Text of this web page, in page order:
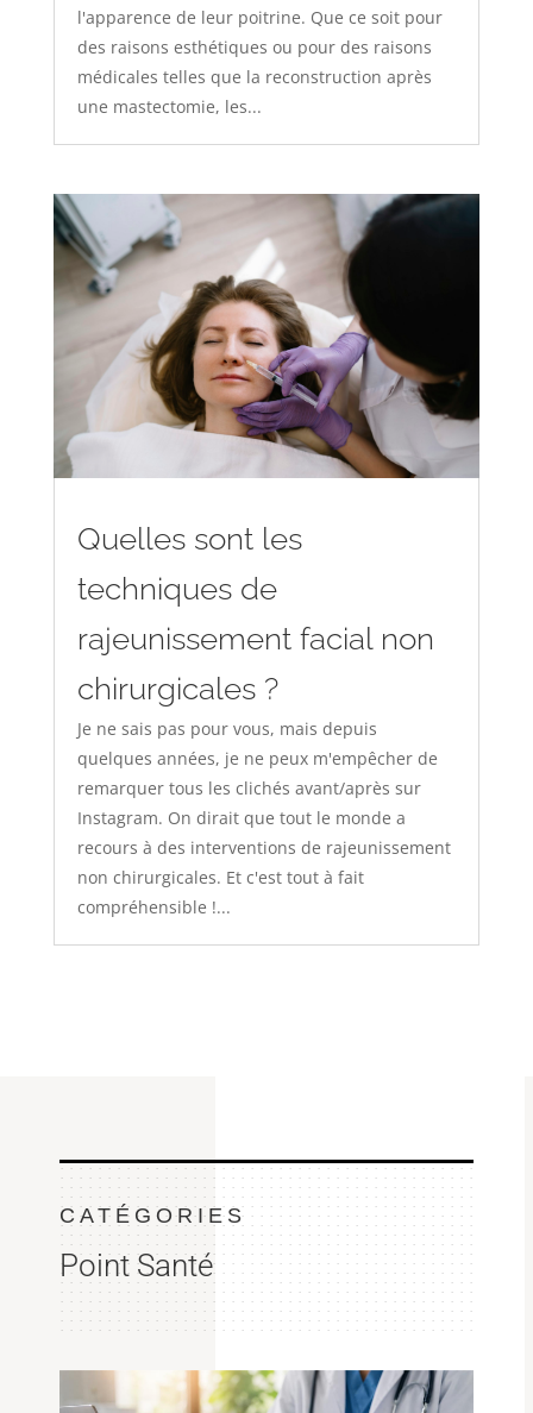
l'apparence de leur poitrine. Que ce soit pour
des raisons esthétiques ou pour des raisons
médicales telles que la reconstruction après
une mastectomie, les...
Quelles sont les
techniques de
rajeunissement facial non
chirurgicales ?
Je ne sais pas pour vous, mais depuis
quelques années, je ne peux m'empêcher de
remarquer tous les clichés avant/après sur
Instagram. On dirait que tout le monde a
recours à des interventions de rajeunissement
non chirurgicales. Et c'est tout à fait
compréhensible !...
CATÉGORIES
Point Santé